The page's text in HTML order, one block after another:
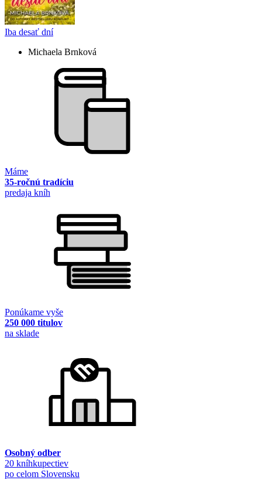
Iba desať dní
Michaela Brnková
Máme
35-ročnú tradíciu
predaja kníh
Ponúkame vyše
250 000 titulov
na sklade
Osobný odber
20 kníhkupectiev
po celom Slovensku